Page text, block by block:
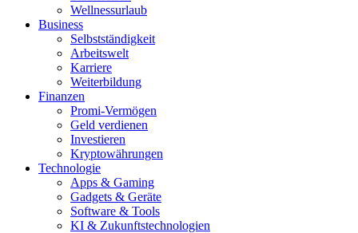
Wellnessurlaub
Business
Selbstständigkeit
Arbeitswelt
Karriere
Weiterbildung
Finanzen
Promi-Vermögen
Geld verdienen
Investieren
Kryptowährungen
Technologie
Apps & Gaming
Gadgets & Geräte
Software & Tools
KI & Zukunftstechnologien